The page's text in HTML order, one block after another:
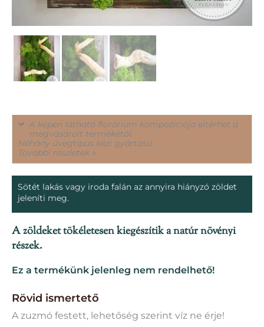
A képen látható florárium kompozíciója eltérhet a
megvásárolt termékétől.
Néhány üvegtípus kézi gyártású.
További részletek »
Sötét lakás vagy iroda falán az annyira hiányzó zöldet
jeleníti meg.
A zöldeket tökéletesen kiegészítik a natúr növényi
részek.
Ez a termékünk jelenleg nem rendelhető!
Rövid ismertető
A zuzmó festett, lehetőség szerint víz ne érje!